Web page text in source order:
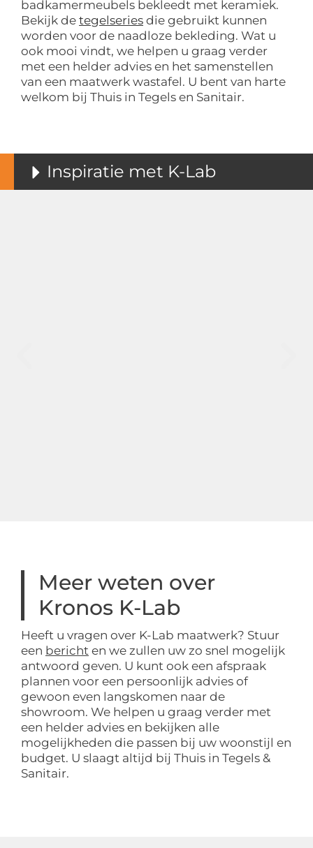
badkamermeubels bekleedt met keramiek.
Bekijk de tegelseries die gebruikt kunnen
worden voor de naadloze bekleding. Wat u
ook mooi vindt, we helpen u graag verder
met een helder advies en het samenstellen
van een maatwerk wastafel. U bent van harte
welkom bij Thuis in Tegels en Sanitair.
Inspiratie met K-Lab
Meer weten over
Kronos K-Lab
Heeft u vragen over K-Lab maatwerk? Stuur
een bericht en we zullen uw zo snel mogelijk
antwoord geven. U kunt ook een afspraak
plannen voor een persoonlijk advies of
gewoon even langskomen naar de
showroom. We helpen u graag verder met
een helder advies en bekijken alle
mogelijkheden die passen bij uw woonstijl en
budget. U slaagt altijd bij Thuis in Tegels &
Sanitair.